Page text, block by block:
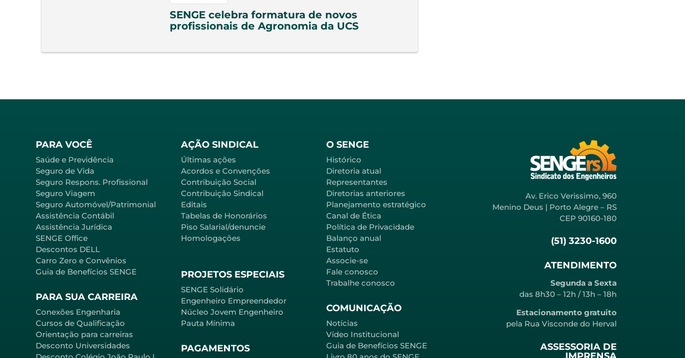
SENGE celebra formatura de novos
profissionais de Agronomia da UCS
PARA VOCÊ
Saúde e Previdência
Seguro de Vida
Seguro Respons. Profissional
Seguro Viagem
Seguro Automóvel/Patrimonial
Assistência Contábil
Assistência Jurídica
SENGE Office
Descontos DELL
Carro Zero e Convênios
Guia de Benefícios SENGE
PARA SUA CARREIRA
Conexões Engenharia
Cursos de Qualificação
Orientação para carreiras
Desconto Universidades
AÇÃO SINDICAL
Últimas ações
Acordos e Convenções
Contribuição Social
Contribuição Sindical
Editais
Tabelas de Honorários
Piso Salarial/denuncie
Homologações
PROJETOS ESPECIAIS
SENGE Solidário
Engenheiro Empreendedor
Núcleo Jovem Engenheiro
Pauta Mínima
PAGAMENTOS
O SENGE
Histórico
Diretoria atual
Representantes
Diretorias anteriores
Planejamento estratégico
Canal de Ética
Política de Privacidade
Balanço anual
Estatuto
Associe-se
Fale conosco
Trabalhe conosco
COMUNICAÇÃO
Notícias
Vídeo Institucional
Guia de Benefícios SENGE
Av. Erico Verissimo, 960
Menino Deus | Porto Alegre – RS
CEP 90160-180
(51) 3230-1600
ATENDIMENTO
Segunda a Sexta
das 8h30 – 12h / 13h – 18h
Estacionamento gratuito
pela Rua Visconde do Herval
ASSESSORIA DE